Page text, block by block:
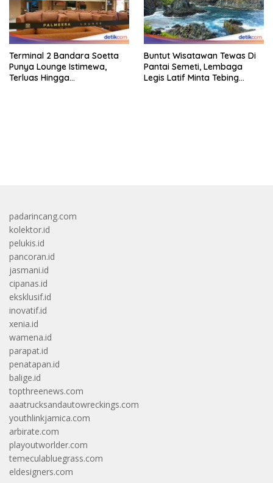
Terminal 2 Bandara Soetta
Punya Lounge Istimewa,
Terluas Hingga
Buntut Wisatawan Tewas Di
Pantai Semeti, Lembaga
Legis Latif Minta Tebing
padarincang.com
kolektor.id
pelukis.id
pancoran.id
jasmani.id
cipanas.id
eksklusif.id
inovatif.id
xenia.id
wamena.id
parapat.id
penatapan.id
balige.id
topthreenews.com
aaatrucksandautowreckings.com
youthlinkjamica.com
arbirate.com
playoutworlder.com
temeculabluegrass.com
eldesigners.com